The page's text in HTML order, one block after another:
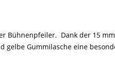
Bühnenpfeiler. Dank der 15
Gummilasche eine